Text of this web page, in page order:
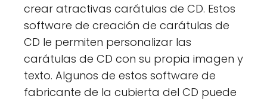
crear atractivas carátulas de CD. Estos
software de creación de carátulas de
CD le permiten personalizar las
carátulas de CD con su propia imagen y
texto. Algunos de estos software de
fabricante de la cubierta del CD puede